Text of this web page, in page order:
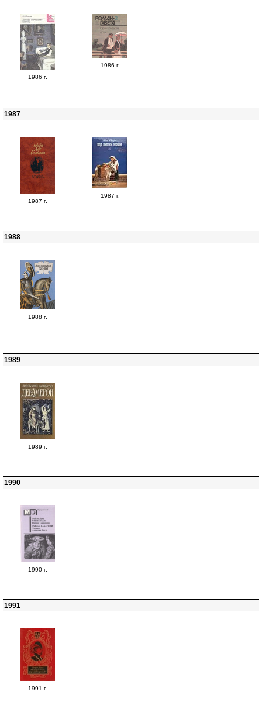
1986 г.
1986 г.
1987
1987 г.
1987 г.
1988
1988 г.
1989
1989 г.
1990
1990 г.
1991
1991 г.